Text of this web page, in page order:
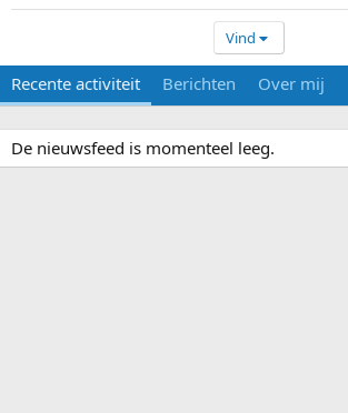
Vind
Recente activiteit Berichten Over mij
De nieuwsfeed is momenteel leeg.